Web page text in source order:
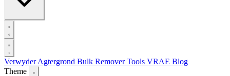
Verwyder Agtergrond Bulk RemoverTools VRAE Blog
Theme